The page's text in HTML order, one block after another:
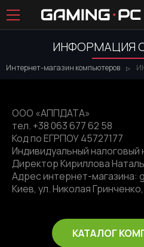
ИНФОРМАЦИЯ
Интернет-магазин компьютеров
ООО «АППДАТА»
тел. +38 063 677 62 58
Код по ЕГРПОУ 45727177
Индивидуальный
Директор Кириллова
Адрес интернет-магазина:
Киев, ул. Николая
КАТАЛОГ